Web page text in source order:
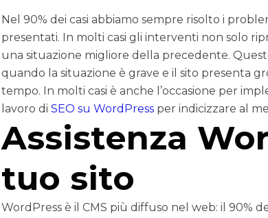
Nel 90% dei casi abbiamo sempre risolto i
presentati. In molti casi gli interventi non solo
una situazione migliore della precedente.
quando la situazione è grave e il sito presenta
tempo. In molti casi è anche l’occasione per
lavoro di SEO su WordPressper indicizzare al
Assistenza
tuo sito
WordPress è il CMS più diffuso nel web: il 90%